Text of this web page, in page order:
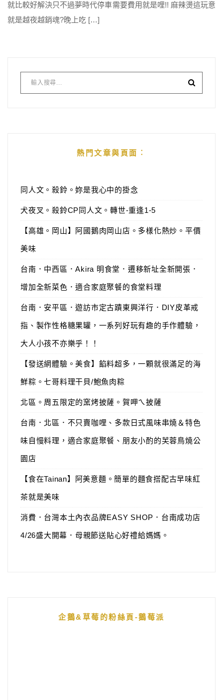
就比較好解決只不過夢時代停車需要費用就是哩!! 麻辣燙這玩意
就是越夜越銷魂?晚上吃 […]
熱門文章與頁面︰
同人文。殺鈴。妳是我心中的掛念
犬夜叉。殺鈴CP同人文。轉世-重逢1-5
【高雄。岡山】阿國鵝肉岡山店。多樣化熱炒。平價
美味
台南．中西區．Akira 明食堂．遷移新址全新開張．
增加全新菜色．適合家庭聚餐的食堂料理
台南．安平區．遊訪市定古蹟東興洋行．DIY皮革戒
指、製作性格糖果罐，一系列好玩有趣的手作體驗，
大人小孩不亦樂乎！！
【發送網體驗。美食】餡料超多，一顆就很滿足的海
鮮粽。七哥料理干貝/鮑魚肉粽
北區。周五限定的窯烤披薩。賀呷ㄟ披薩
台南．北區．不只賣咖哩、多款日式風味串燒＆特色
味自慢料理，適合家庭聚餐、朋友小酌的芙蓉鳥燒公
園店
【食在Tainan】阿美意麵。簡單的麵食搭配古早味紅
茶就是美味
消費．台灣本土內衣品牌EASY SHOP．台南成功店
4/26盛大開幕．母親節送貼心好禮給媽媽。
企鵝&草莓的粉絲頁-鵝莓派